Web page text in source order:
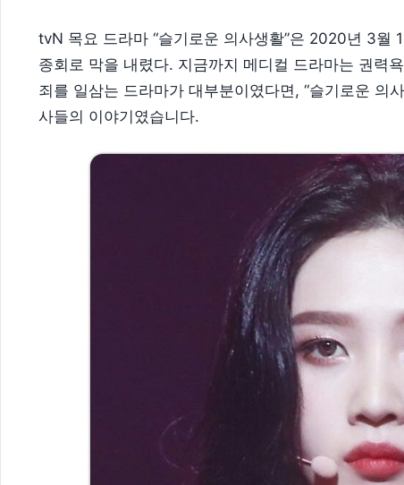
tvN 목요 드라마 “슬기로운 의사생활”은 2020년 3월
종회로 막을 내렸다. 지금까지 메디컬 드라마는 권력
죄를 일삼는 드라마가 대부분이였다면, “슬기로운 의
사들의 이야기였습니다.